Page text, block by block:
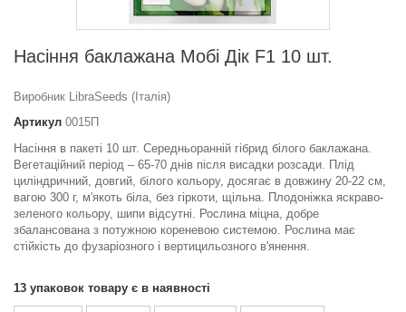
Насіння баклажана Мобі Дік F1 10 шт.
Виробник LibraSeeds (Італія)
Артикул 0015П
Насіння в пакеті 10 шт. Середньоранній гібрид білого баклажана.
Вегетаційний період – 65-70 днів після висадки розсади. Плід
циліндричний, довгий, білого кольору, досягає в довжину 20-22 см,
вагою 300 г, м'якоть біла, без гіркоти, щільна. Плодоніжка яскраво-
зеленого кольору, шипи відсутні. Рослина міцна, добре
збалансована з потужною кореневою системою. Рослина має
стійкість до фузаріозного і вертицильозного в'янення.
13 упаковок товару є в наявності